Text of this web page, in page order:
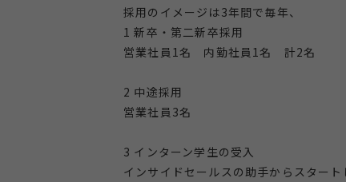
採用のイメージは3年間で毎年、
1 新卒・第二新卒採用
営業社員1名 内勤社員1名 計2名
2 中途採用
営業社員3名
3 インターン学生の受入
インサイドセールスの助手からスター